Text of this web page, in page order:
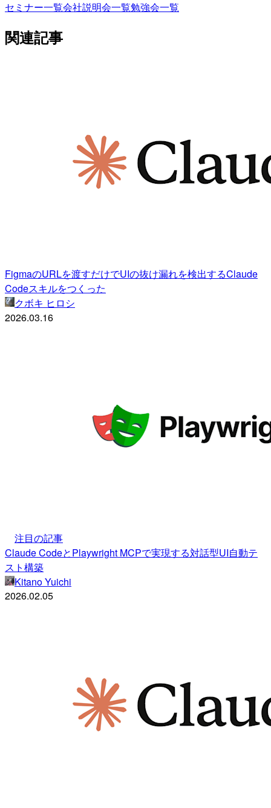
セミナー一覧会社説明会一覧勉強会一覧
関連記事
FigmaのURLを渡すだけでUIの抜け漏れを検出するClaude
Codeスキルをつくった
クボキ ヒロシ
2026.03.16
注目の記事
Claude CodeとPlaywright MCPで実現する対話型UI自動テ
スト構築
Kitano Yuichi
2026.02.05